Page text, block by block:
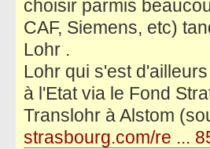
choisir parmis
CAF, Siemens, etc)
Lohr .
Lohr qui s'est
à l'Etat via le Fond
Translohr à Alstom
strasbourg.com/re ...